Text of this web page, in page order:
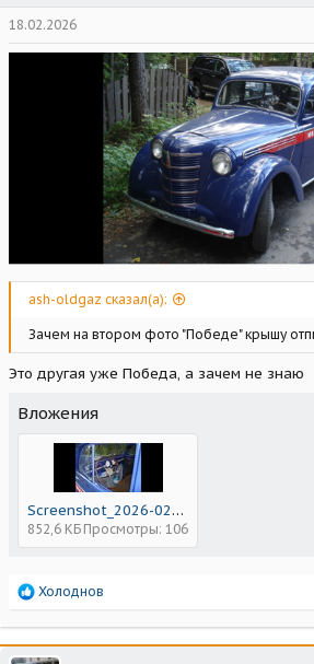
18.02.2026
ash-oldgaz сказал(а):
Зачем на втором фото "Победе" крышу
Это другая уже Победа, а зачем не знаю
Вложения
Screenshot_2026-02-17-22-02-41-282_com.vkontakte.android.jpg
852,6 КБ Просмотры: 106
Р
а
к
ц
Холоднов